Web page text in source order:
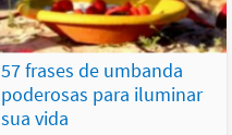
57 frases de umbanda
poderosas para iluminar
sua vida